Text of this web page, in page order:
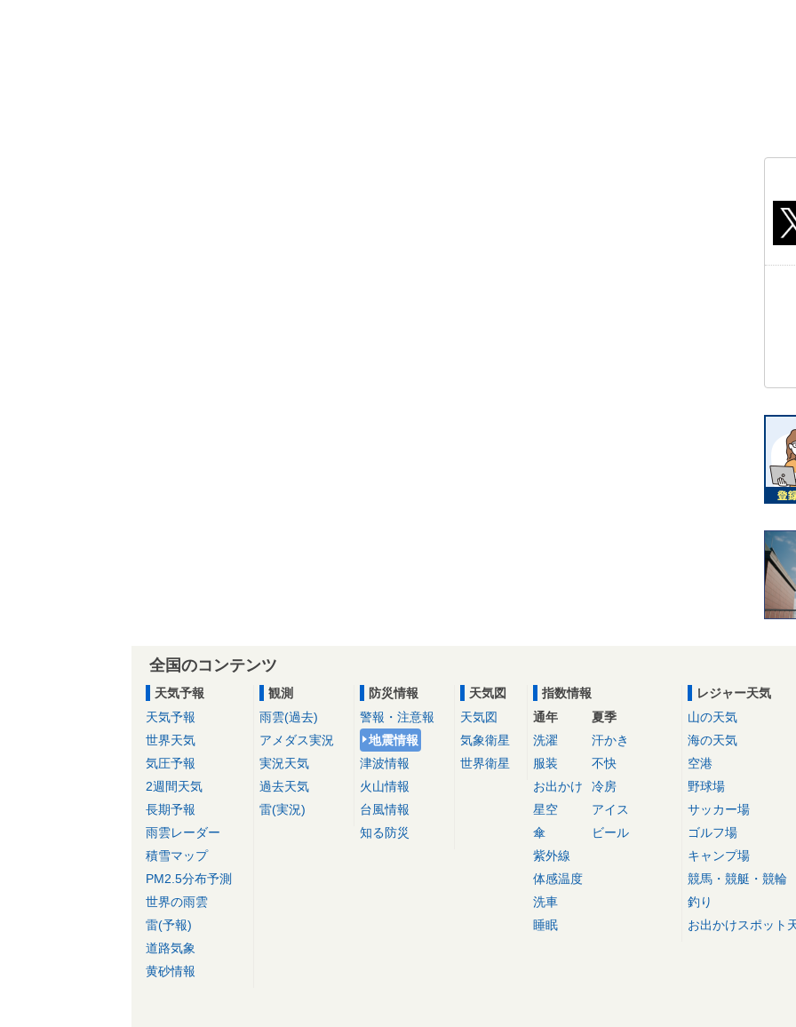
全国のコンテンツ
天気予報
天気予報
世界天気
気圧予報
2週間天気
長期予報
雨雲レーダー
積雪マップ
PM2.5分布予測
世界の雨雲
雷(予報)
道路気象
黄砂情報
観測
雨雲(過去)
アメダス実況
実況天気
過去天気
雷(実況)
防災情報
警報・注意報
地震情報
津波情報
火山情報
台風情報
知る防災
天気図
天気図
気象衛星
世界衛星
指数情報
通年
洗濯
服装
お出かけ
星空
傘
紫外線
体感温度
洗車
睡眠
夏季
汗かき
不快
冷房
アイス
ビール
レジャー天気
山の天気
海の天気
空港
野球場
サッカー場
ゴルフ場
キャンプ場
競馬・競艇・競輪
釣り
お出かけスポット